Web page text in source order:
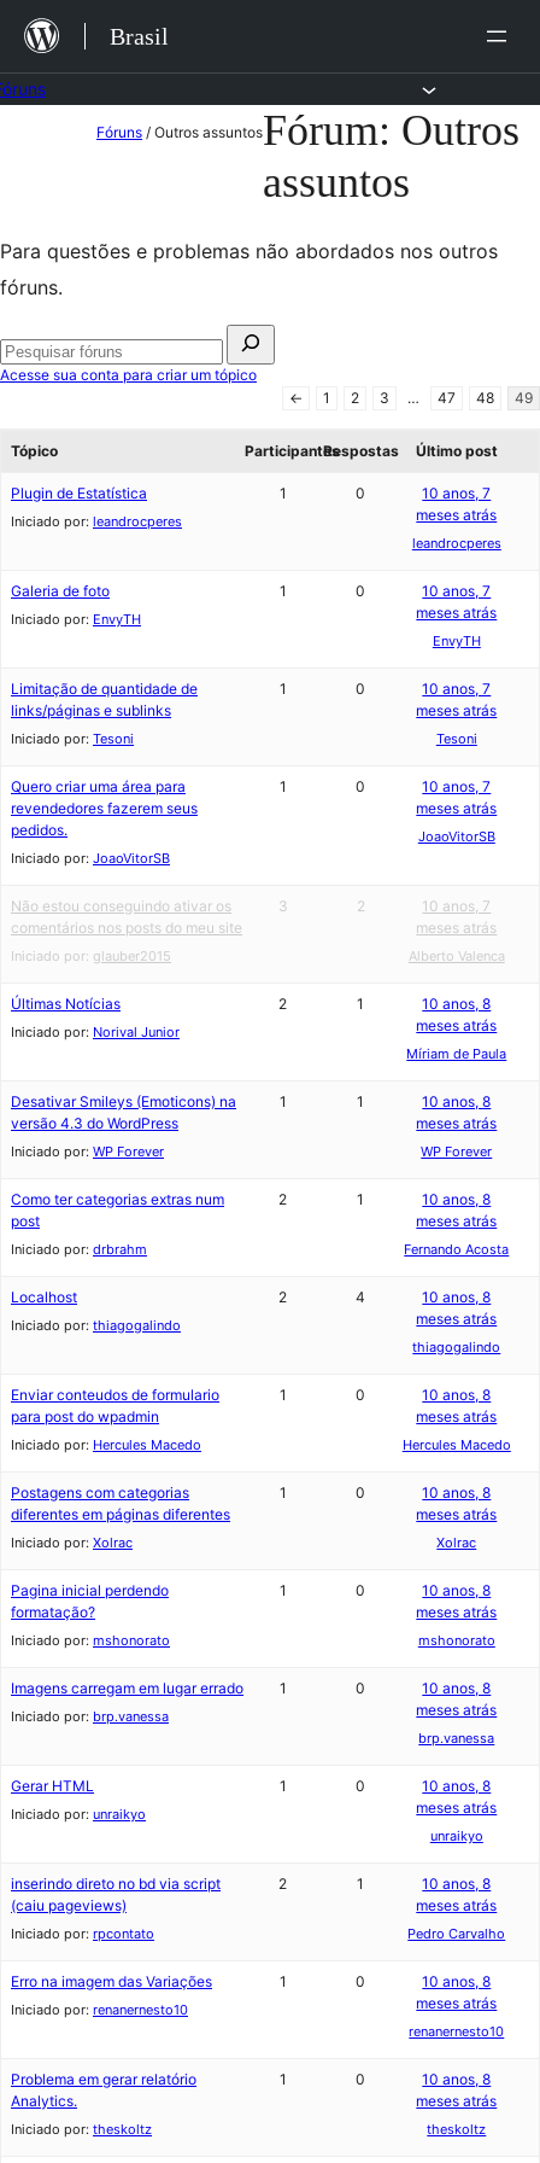
para
o
Brasil
Fóruns / Outros assuntosFórum: Outros
assuntos
Para questões e problemas não abordados nos outros
fóruns.
por:
Pesquisar
fóruns
Acesse sua conta para criar um tópico
←
1 2 3 … 47 48 49
Tópico ParticipantesRespostas Último post
Plugin de Estatística
Iniciado por: leandrocperes
1 0
10 anos, 7
meses atrás
leandrocperes
Galeria de foto
Iniciado por: EnvyTH
1 0
10 anos, 7
meses atrás
EnvyTH
Limitação de quantidade de
links/páginas e sublinks
Iniciado por: Tesoni
1 0
10 anos, 7
meses atrás
Tesoni
Quero criar uma área para
revendedores fazerem seus
pedidos.
Iniciado por: JoaoVitorSB
1 0
10 anos, 7
meses atrás
JoaoVitorSB
Não estou conseguindo ativar os
comentários nos posts do meu site
Iniciado por: glauber2015
3 2
10 anos, 7
meses atrás
Alberto Valenca
Últimas Notícias
Iniciado por: Norival Junior
2 1
10 anos, 8
meses atrás
Míriam de Paula
Desativar Smileys (Emoticons) na
versão 4.3 do WordPress
Iniciado por: WP Forever
1 1
10 anos, 8
meses atrás
WP Forever
Como ter categorias extras num
post
Iniciado por: drbrahm
2 1
10 anos, 8
meses atrás
Fernando Acosta
Localhost
Iniciado por: thiagogalindo
2 4
10 anos, 8
meses atrás
thiagogalindo
Enviar conteudos de formulario
para post do wpadmin
Iniciado por: Hercules Macedo
1 0
10 anos, 8
meses atrás
Hercules Macedo
Postagens com categorias
diferentes em páginas diferentes
Iniciado por: Xolrac
1 0
10 anos, 8
meses atrás
Xolrac
Pagina inicial perdendo
formatação?
Iniciado por: mshonorato
1 0
10 anos, 8
meses atrás
mshonorato
Imagens carregam em lugar errado
Iniciado por: brp.vanessa
1 0
10 anos, 8
meses atrás
brp.vanessa
Gerar HTML
Iniciado por: unraikyo
1 0
10 anos, 8
meses atrás
unraikyo
inserindo direto no bd via script
(caiu pageviews)
Iniciado por: rpcontato
2 1
10 anos, 8
meses atrás
Pedro Carvalho
Erro na imagem das Variações
Iniciado por: renanernesto10
1 0
10 anos, 8
meses atrás
renanernesto10
Problema em gerar relatório
Analytics.
Iniciado por: theskoltz
1 0
10 anos, 8
meses atrás
theskoltz